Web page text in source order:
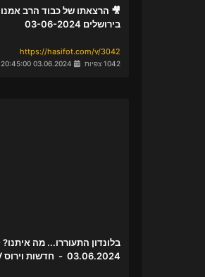
🎥 הרצאתו של כבוד הרב
בירושלים 03-06-2024
https://hasifot.com/v/3042
1042 צפיות
03.06.2024 - חדשות וירוס TV